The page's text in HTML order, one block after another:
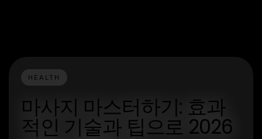
HEALTH
마사지 마스터하기: 효과
적인 기술과 팁으로 2026